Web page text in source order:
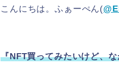
こんにちは。ふぁーぺん(
『NFT買ってみたいけど、